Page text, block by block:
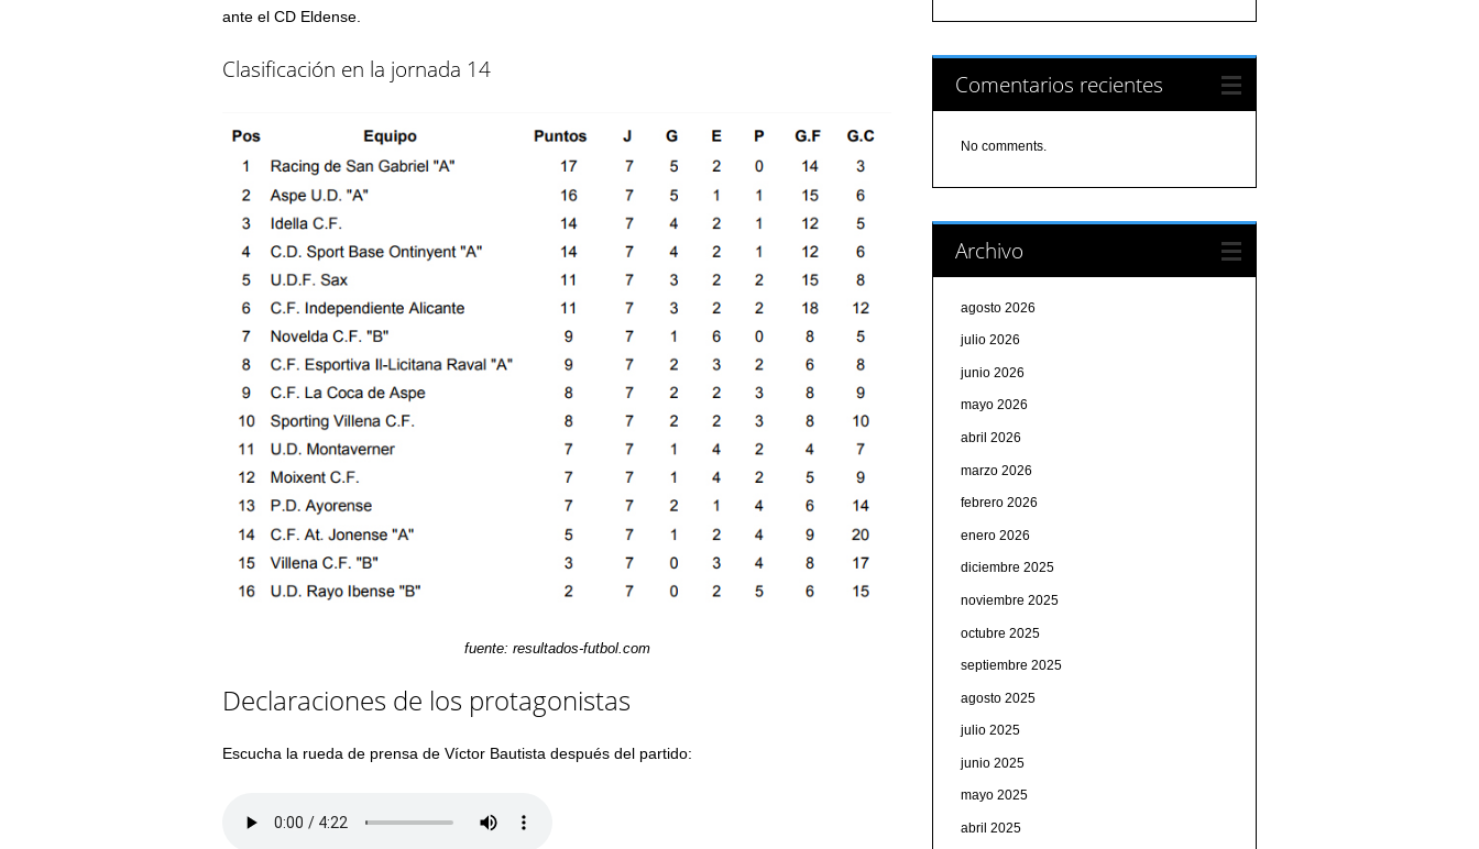
ante el CD Eldense.
Clasificación en la jornada 14
fuente: resultados-futbol.com
Declaraciones de los protagonistas
Escucha la rueda de prensa de Víctor Bautista después del partido:
Comentarios recientes
No comments.
Archivo
agosto 2026
julio 2026
junio 2026
mayo 2026
abril 2026
marzo 2026
febrero 2026
enero 2026
diciembre 2025
noviembre 2025
octubre 2025
septiembre 2025
agosto 2025
julio 2025
junio 2025
mayo 2025
abril 2025